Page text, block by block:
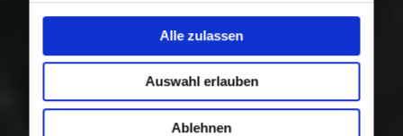
Alle zulassen
Auswahl erlauben
Ablehnen